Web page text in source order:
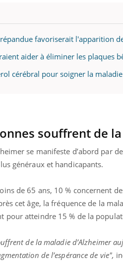
favoriserait l'apparition
aider à éliminer les plaques
cérébral pour soigner la maladie
souffrent de
se manifeste d’abord par
généraux et handicapants.
de 65 ans, 10 % concernent
cet âge, la fréquence de la
pour atteindre 15 % de la
de la maladie d’Alzheimer
de l’espérance de vie",